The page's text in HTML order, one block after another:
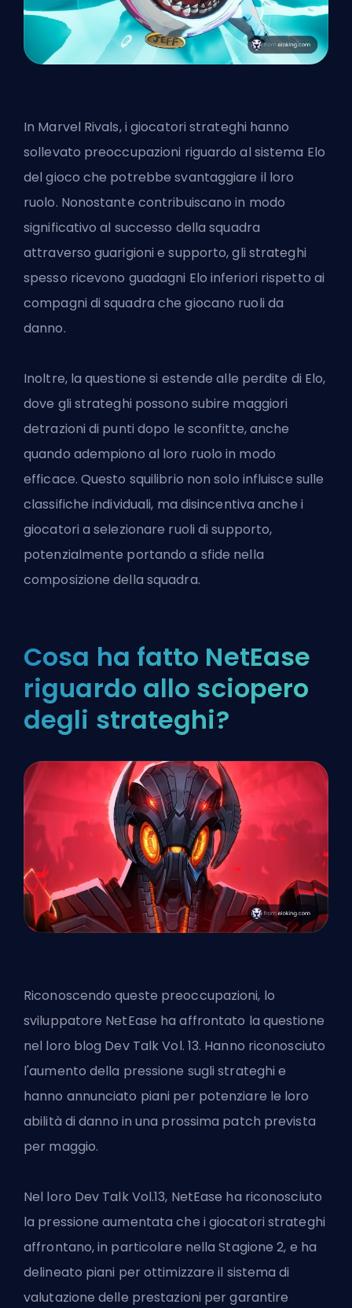
In Marvel Rivals, i giocatori strateghi hanno
sollevato preoccupazioni riguardo al sistema Elo
del gioco che potrebbe svantaggiare il loro
ruolo. Nonostante contribuiscano in modo
significativo al successo della squadra
attraverso guarigioni e supporto,gli strateghi
spesso ricevono guadagni Elo inferiori rispetto ai
compagni di squadra che giocano ruoli da
danno.
Inoltre, la questione si estende alle perdite di Elo,
dove gli strateghi possono subire maggiori
detrazioni di punti dopo le sconfitte, anche
quando adempiono al loro ruolo in modo
efficace. Questo squilibrio non solo influisce sulle
classifiche individuali, ma disincentiva anche i
giocatori a selezionare ruoli di supporto,
potenzialmente portando a sfide nella
composizione della squadra.
Cosa ha fatto NetEase
riguardo allo sciopero
degli strateghi?
Riconoscendo queste preoccupazioni, lo
sviluppatore NetEase ha affrontato la questione
nel loro blog Dev Talk Vol. 13. Hanno riconosciuto
l'aumento della pressione sugli strateghi e
hanno annunciato piani per potenziare le loro
abilità di danno in una prossima patch prevista
per maggio.
Nel loro Dev Talk Vol.13, NetEase ha riconosciuto
la pressione aumentata che i giocatori strateghi
affrontano, in particolare nella Stagione 2, e ha
delineato piani per ottimizzare il sistema di
valutazione delle prestazioni per garantire